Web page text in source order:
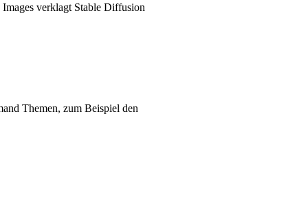
verklagt Stable Diffusion
Themen, zum Beispiel den